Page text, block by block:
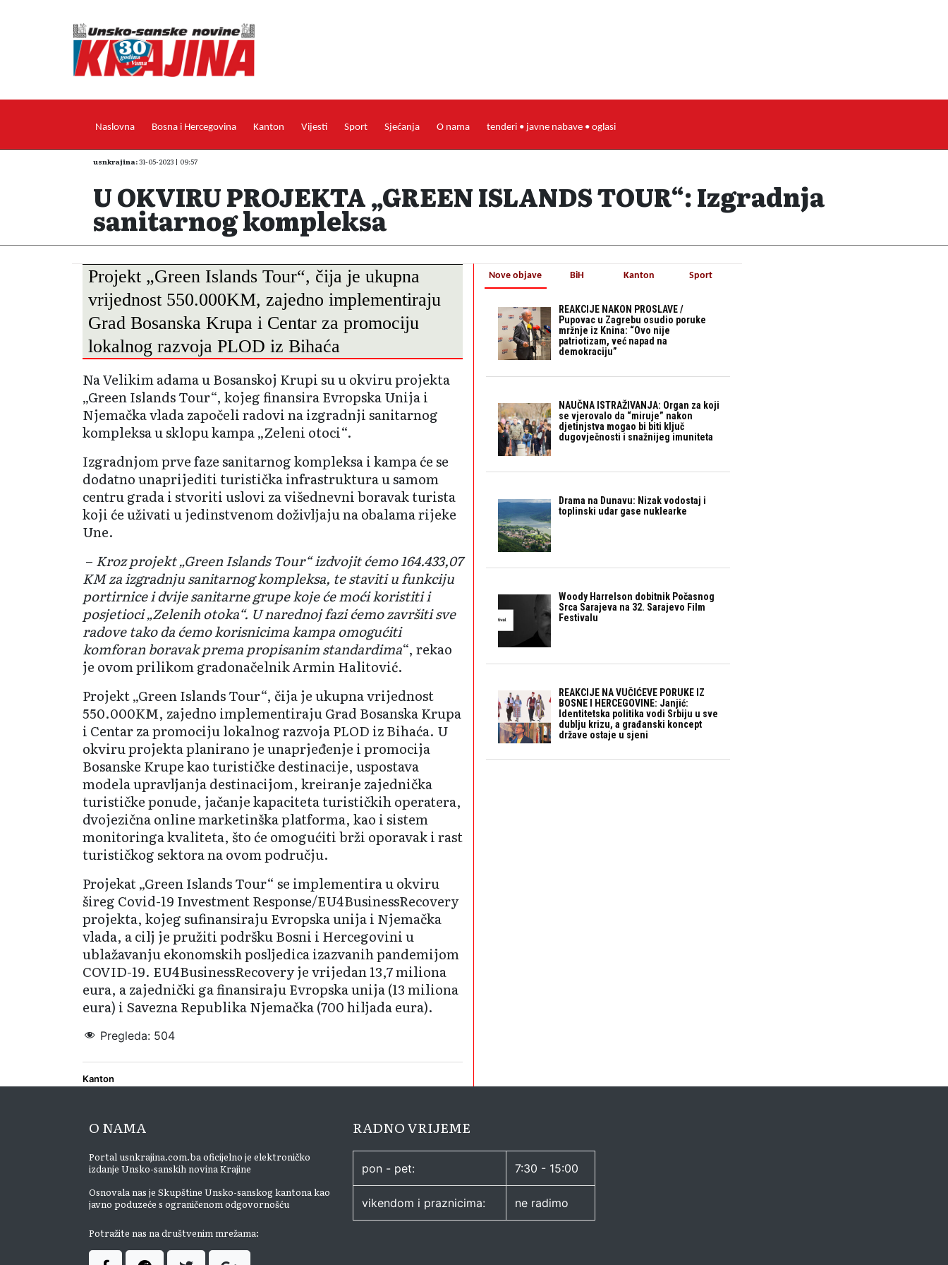
Naslovna Bosna i Hercegovina Kanton Vijesti Sport Sjećanja O nama tenderi • javne nabave • oglasi
usnkrajina:31-05-2023 | 09:57
U OKVIRU PROJEKTA „GREEN ISLANDS TOUR“: Izgradnja
sanitarnog kompleksa
Projekt „Green Islands Tour“, čija je ukupna
vrijednost 550.000KM, zajedno implementiraju
Grad Bosanska Krupa i Centar za promociju
lokalnog razvoja PLOD iz Bihaća
Na Velikim adama u Bosanskoj Krupi su u okviru projekta
„Green Islands Tour“, kojeg finansira Evropska Unija i
Njemačka vlada započeli radovi na izgradnji sanitarnog
kompleksa u sklopu kampa „Zeleni otoci“.
Izgradnjom prve faze sanitarnog kompleksa i kampa će se
dodatno unaprijediti turistička infrastruktura u samom
centru grada i stvoriti uslovi za višednevni boravak turista
koji će uživati u jedinstvenom doživljaju na obalama rijeke
Une.
– Kroz projekt „Green Islands Tour“ izdvojit ćemo 164.433,07
KM za izgradnju sanitarnog kompleksa, te staviti u funkciju
portirnice i dvije sanitarne grupe koje će moći koristiti i
posjetioci „Zelenih otoka“. U narednoj fazi ćemo završiti sve
radove tako da ćemo korisnicima kampa omogućiti
komforan boravak prema propisanim standardima“, rekao
je ovom prilikom gradonačelnik Armin Halitović.
Projekt „Green Islands Tour“, čija je ukupna vrijednost
550.000KM, zajedno implementiraju Grad Bosanska Krupa
i Centar za promociju lokalnog razvoja PLOD iz Bihaća. U
okviru projekta planirano je unaprjeđenje i promocija
Bosanske Krupe kao turističke destinacije, uspostava
modela upravljanja destinacijom, kreiranje zajednička
turističke ponude, jačanje kapaciteta turističkih operatera,
dvojezična online marketinška platforma, kao i sistem
monitoringa kvaliteta, što će omogućiti brži oporavak i rast
turističkog sektora na ovom području.
Projekat „Green Islands Tour“ se implementira u okviru
šireg Covid-19 Investment Response/EU4BusinessRecovery
projekta, kojeg sufinansiraju Evropska unija i Njemačka
vlada, a cilj je pružiti podršku Bosni i Hercegovini u
ublažavanju ekonomskih posljedica izazvanih pandemijom
COVID-19. EU4BusinessRecovery je vrijedan 13,7 miliona
eura, a zajednički ga finansiraju Evropska unija (13 miliona
eura) i Savezna Republika Njemačka (700 hiljada eura).
Pregleda: 504
Kanton
Nove objave
REAKCIJE NAKON PROSLAVE /
Pupovac u Zagrebu osudio poruke
mržnje iz Knina: “Ovo nije
patriotizam, već napad na
demokraciju”
NAUČNA ISTRAŽIVANJA: Organ za koji
se vjerovalo da “miruje” nakon
djetinjstva mogao bi biti ključ
dugovječnosti i snažnijeg imuniteta
Drama na Dunavu: Nizak vodostaj i
toplinski udar gase nuklearke
Woody Harrelson dobitnik Počasnog
Srca Sarajeva na 32. Sarajevo Film
Festivalu
REAKCIJE NA VUČIĆEVE PORUKE IZ
BOSNE I HERCEGOVINE: Janjić:
Identitetska politika vodi Srbiju u sve
dublju krizu, a građanski koncept
države ostaje u sjeni
BiH Kanton Sport
O NAMA
Portal usnkrajina.com.ba oficijelno je elektroničko
izdanje Unsko-sanskih novina Krajine
Osnovala nas je Skupštine Unsko-sanskog kantona kao
javno poduzeće s ograničenom odgovornošću
Potražite nas na društvenim mrežama:
RADNO VRIJEME
pon - pet: 7:30 - 15:00
vikendom i praznicima: ne radimo